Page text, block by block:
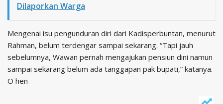
Dilaporkan Warga
Mengenai isu pengunduran diri dari Kadisperbuntan, menurut
Rahman, belum terdengar sampai sekarang. “Tapi jauh
sebelumnya, Wawan pernah mengajukan pensiun dini namun
sampai sekarang belum ada tanggapan pak bupati,” katanya.
O hen